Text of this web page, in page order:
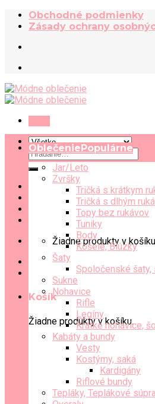
Skip
Obchodné podmienky
Zásady ochrany
Hľadať:
Žiadne produkty v
Košík
Žiadne produkty v košíku.
Oblečenie
Jar/Leto
Zvršky
Tričká s krátkym
Tričká s dlhým
Topy bez rukávov
Tuniky
Body
Košele, Blúzky
Šaty
Spoločenské šaty,
Sukne
Nohavice
Rifle
Legíny
Krátke nohavice,
Kabáty a bundy
Vesty
Kostýmy, saká
Kardigány
Riflové bundy
Tepláky, Teplákové